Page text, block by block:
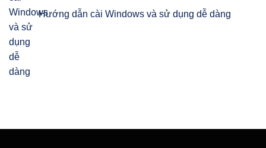
Hướng dẫn cài Windows và sử dụng dễ dàng